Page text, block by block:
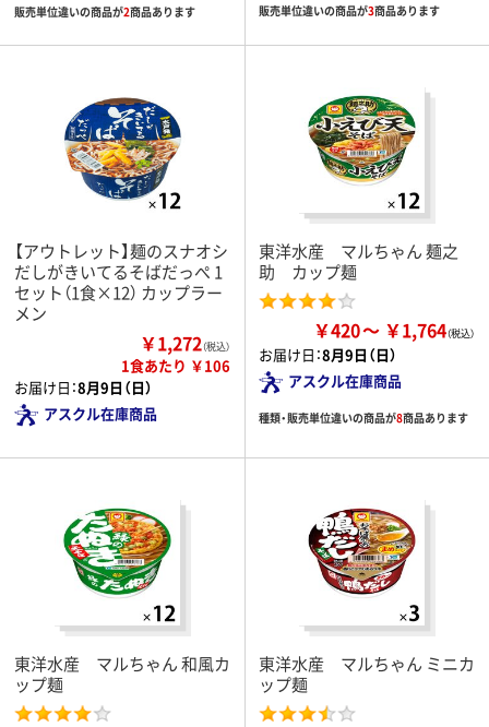
販売単位違いの商品が2商品あります 販売単位違いの商品が3商品あります
【アウトレット】麺のスナオシ
だしがきいてるそばだっぺ 1
セット（1食×12） カップラー
メン
￥1,272（税込）
1食あたり ￥106
お届け日：8月9日（日）
アスクル在庫商品
東洋水産 マルちゃん 麺之
助 カップ麺
￥420 ￥1,764
お届け日：8月9日（日）
アスクル在庫商品
種類・販売単位違いの商品が8商品あります
東洋水産 マルちゃん 和風カ
ップ麺
東洋水産 マルちゃん ミニカ
ップ麺